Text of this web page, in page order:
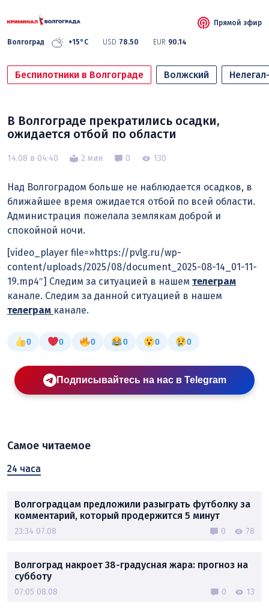
Волгоград +15°C USD 78.50 EUR 90.14
Прямой эфир
Беспилотники в Волгограде Волжский
В Волгограде прекратились осадки,
ожидается отбой по области
14.08 в 04:40 2 мин 0 130
Над Волгоградом больше не наблюдается осадков, в
ближайшее время ожидается отбой по всей области.
Администрация пожелала землякам доброй и
спокойной ночи.
[video_player file=»https://pvlg.ru/wp-
content/uploads/2025/08/document_2025-08-14_01-11-
19.mp4″] Следим за ситуацией в нашем телеграм
канале. Следим за данной ситуацией в нашем
телеграм канале.
0 0 0 0 0 0
Подписывайтесь на нас в Telegram
Самое читаемое
24 часа
Волгоградцам предложили разыграть футболку за
комментарий, который продержится 5 минут
23:34 07.08 0 78
Волгоград накроет 38-градусная жара: прогноз на
субботу
07:05 08.08 0 13